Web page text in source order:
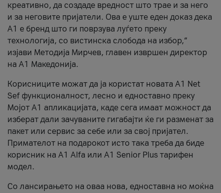
креативно, да создаде вредност што трае и за него
и за неговите пријатели. Ова е уште еден доказ дека
А1 е бренд што ги поврзува луѓето преку
технологија, со вистинска слобода на избор,“
изјави Методија Мирчев, главен извршен директор
на А1 Македонија.
Корисниците можат да ја користат новата А1 Net
Sef функционалност, лесно и едноставно преку
Мојот А1 апликацијата, каде сега имаат можност да
изберат дали зачуваните гигабајти ќе ги разменат за
пакет или сервис за себе или за свој пријател.
Примателот на подарокот исто така треба да биде
корисник на А1 Alfa или A1 Senior Plus тарифен
модел.
Со лансирањето на оваа нова, едноставна но моќна